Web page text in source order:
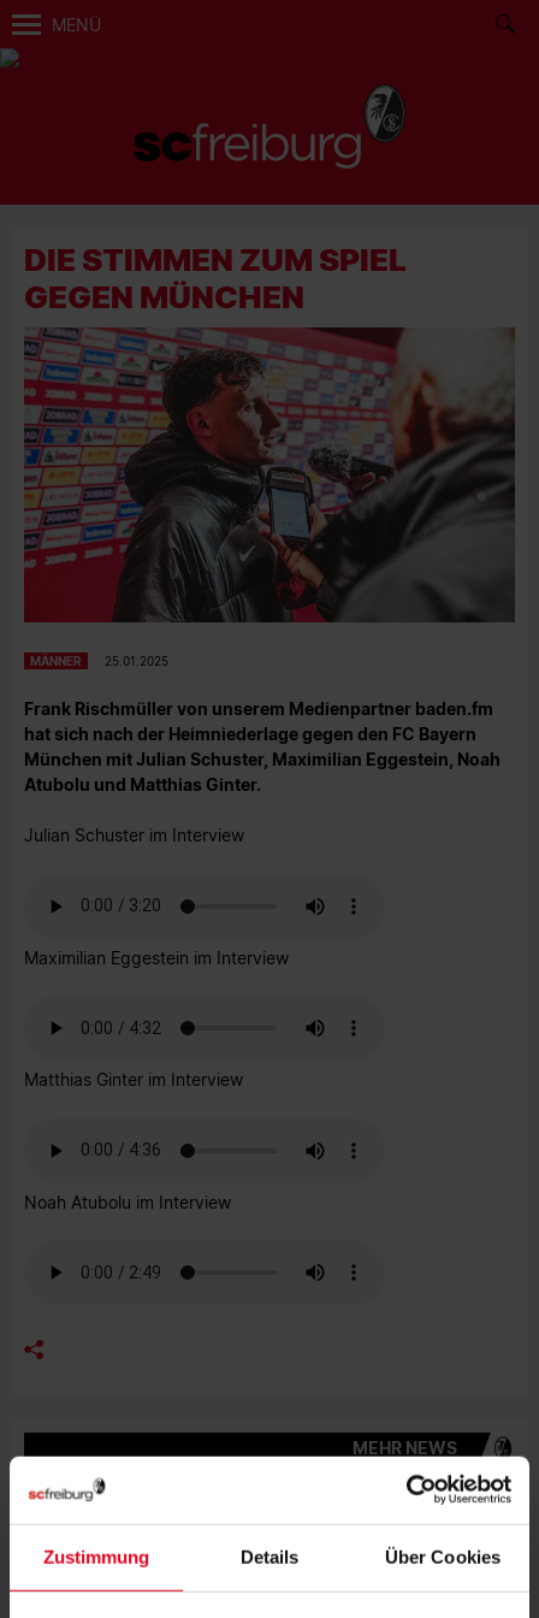
Zustimmung Details Über Cookies
MENÜ
DIE STIMMEN ZUM SPIEL
GEGEN MÜNCHEN
MÄNNER 25.01.2025
Frank Rischmüller von unserem Medienpartner baden.fm
hat sich nach der Heimniederlage gegen den FC Bayern
München mit Julian Schuster, Maximilian Eggestein, Noah
Atubolu und Matthias Ginter.
Julian Schuster im Interview
Maximilian Eggestein im Interview
Matthias Ginter im Interview
Noah Atubolu im Interview
MEHR NEWS
LISA KARL ALS KAPITÄNIN BESTÄTIGT
FRAUEN & MÄDCHEN 06.08.2026